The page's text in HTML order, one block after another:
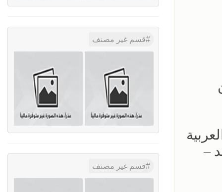
–
قسم غير مصنف
قسم غير مصنف